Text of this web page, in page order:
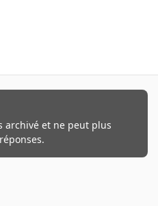
archivé et ne peut plus